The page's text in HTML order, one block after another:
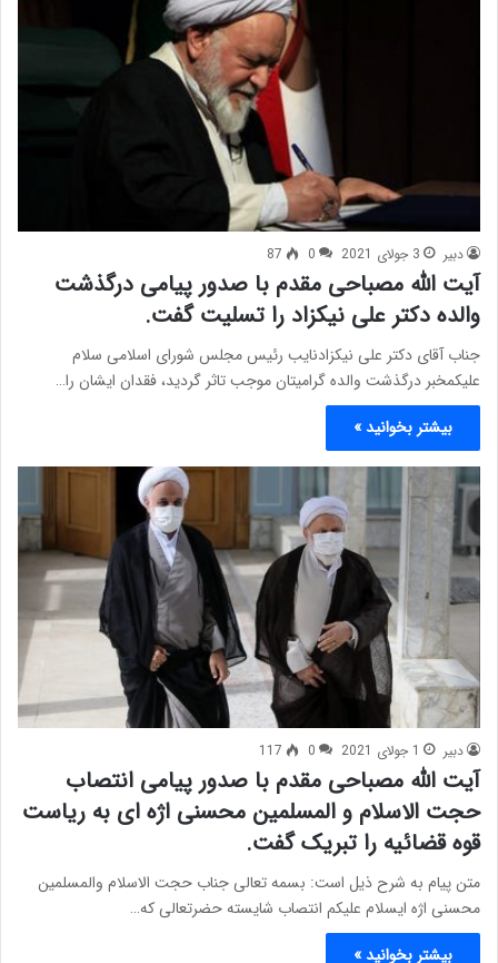
دبیر 3 جولای 2021 0
87
آیت الله مصباحی مقدم با صدور پیامی درگذشت
والده دکتر علی نیکزاد را تسلیت گفت.
جناب آقای دکتر علی نیکزادنایب رئیس مجلس شورای اسلامی سلام
علیکمخبر درگذشت والده گرامیتان موجب تاثر گردید، فقدان ایشان را…
بیشتر بخوانید »
دبیر 1 جولای 2021 0
117
آیت الله مصباحی مقدم با صدور پیامی انتصاب
حجت الاسلام و المسلمین محسنی اژه ای به ریاست
قوه قضائیه را تبریک گفت.
متن پیام به شرح ذیل است: بسمه تعالی جناب حجت الاسلام والمسلمین
محسنی اژه ایسلام علیکم انتصاب شایسته حضرتعالی که…
بیشتر بخوانید »